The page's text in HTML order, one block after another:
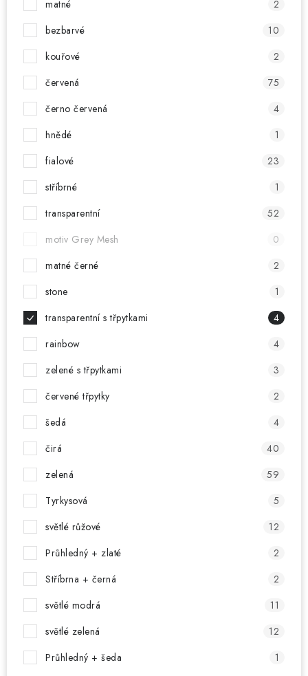
matné
2
bezbarvé
10
kouřové
2
červená
75
černo červená
4
hnědé
1
fialové
23
stříbrné
1
transparentní
52
motiv Grey Mesh
0
matné černé
2
stone
1
transparentní s třpytkami
4
rainbow
4
zelené s třpytkami
3
červené třpytky
2
šedá
4
čirá
40
zelená
59
Tyrkysová
5
světlé růžové
12
Průhledný + zlaté
2
Stříbrna + černá
2
světlé modrá
11
světlé zelená
12
Průhledný + šeda
1